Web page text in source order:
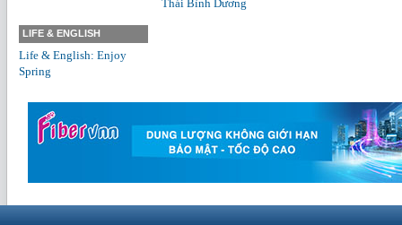
Thái Bình Dương
LIFE & ENGLISH
Life & English: Enjoy
Spring